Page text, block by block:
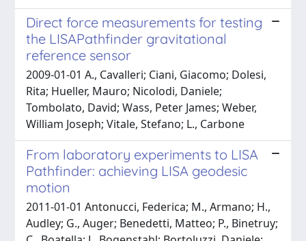
Direct force measurements for testing
the LISAPathfinder gravitational
reference sensor
2009-01-01 A., Cavalleri; Ciani, Giacomo; Dolesi,
Rita; Hueller, Mauro; Nicolodi, Daniele;
Tombolato, David; Wass, Peter James; Weber,
William Joseph; Vitale, Stefano; L., Carbone
From laboratory experiments to LISA
Pathfinder: achieving LISA geodesic
motion
2011-01-01 Antonucci, Federica; M., Armano; H.,
Audley; G., Auger; Benedetti, Matteo; P., Binetruy;